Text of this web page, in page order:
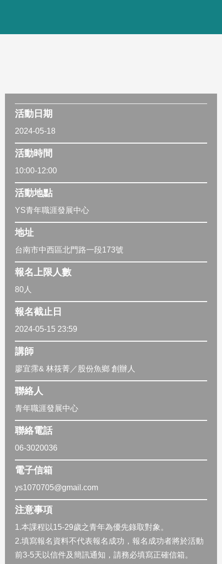
活動日期
2024-05-18
活動時間
10:00-12:00
活動地點
YS青年職涯發展中心
地址
台南市中西區北門路一段173號
報名上限人數
80人
報名截止日
2024-05-15 23:59
講師
廖宜霈& 林筱菁／股份魚鄉 創辦人
聯絡人
青年職涯發展中心
聯絡電話
06-3020036
電子信箱
ys1070705@gmail.com
注意事項
1.本課程以15-29歲之青年為優先錄取對象。
2.填寫報名資料不代表報名成功，報名成功者將於活動
前3-5天以信件及簡訊通知，請務必填寫正確信箱。